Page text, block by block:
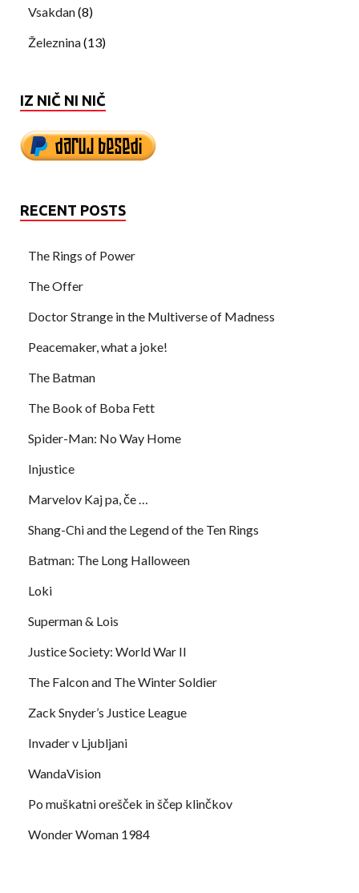
Vsakdan(8)
Železnina(13)
IZ NIČ NI NIČ
RECENT POSTS
The Rings of Power
The Offer
Doctor Strange in the Multiverse of Madness
Peacemaker, what a joke!
The Batman
The Book of Boba Fett
Spider-Man: No Way Home
Injustice
Marvelov Kaj pa, če …
Shang-Chi and the Legend of the Ten Rings
Batman: The Long Halloween
Loki
Superman & Lois
Justice Society: World War II
The Falcon and The Winter Soldier
Zack Snyder’s Justice League
Invader v Ljubljani
WandaVision
Po muškatni orešček in ščep klinčkov
Wonder Woman 1984